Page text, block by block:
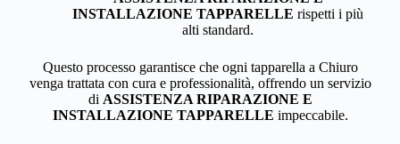
INSTALLAZIONE TAPPARELLE rispetti i più
alti standard.
Questo processo garantisce che ogni tapparella a Chiuro
venga trattata con cura e professionalità, offrendo un servizio
di ASSISTENZA RIPARAZIONE E
INSTALLAZIONE TAPPARELLE impeccabile.